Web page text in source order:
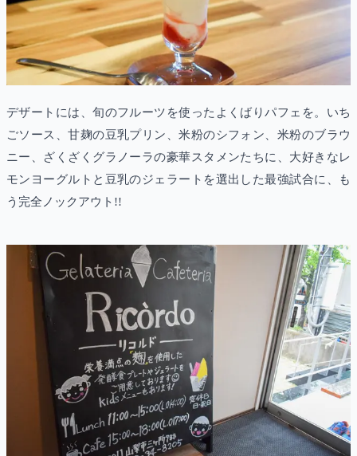
デザートには、旬のフルーツを使ったよくばりパフェを。いち
ごソース、甘麹の豆乳プリン、米粉のシフォン、米粉のブラウ
ニー、ざくざくグラノーラの豪華スタメンたちに、大好きなレ
モンヨーグルトと豆乳のジェラートを選出した最強試合に、も
う完全ノックアウト!!